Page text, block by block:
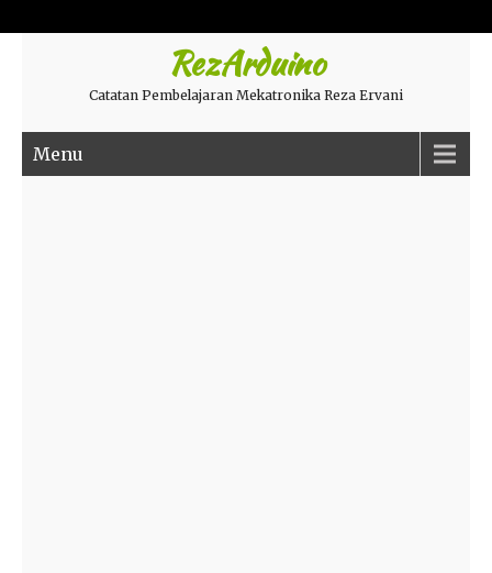
RezArduino
Catatan Pembelajaran Mekatronika Reza Ervani
Menu